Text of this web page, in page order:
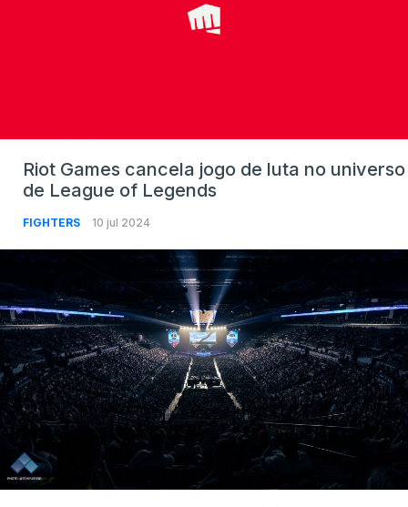
Riot Games cancela jogo de luta no universo
de League of Legends
FIGHTERS 10 jul 2024